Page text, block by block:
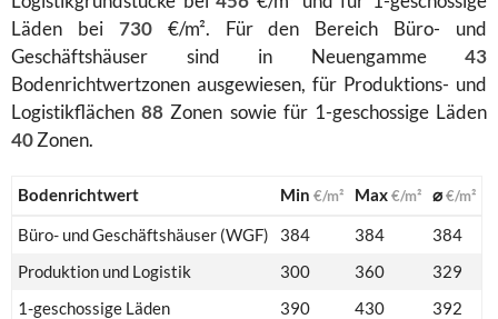
Läden bei 730€/m². Für den Bereich Büro- und
Geschäftshäuser sind in Neuengamme 43
Bodenrichtwertzonen ausgewiesen, für Produktions- und
Logistikflächen88 Zonen sowie für 1-geschossige Läden
40Zonen.
Bodenrichtwert Min €/m² Max€/m² ⌀€/m²
Büro- und Geschäftshäuser (WGF) 384 384
384
Produktion und Logistik
300 360
329
1-geschossige Läden
390 430 392